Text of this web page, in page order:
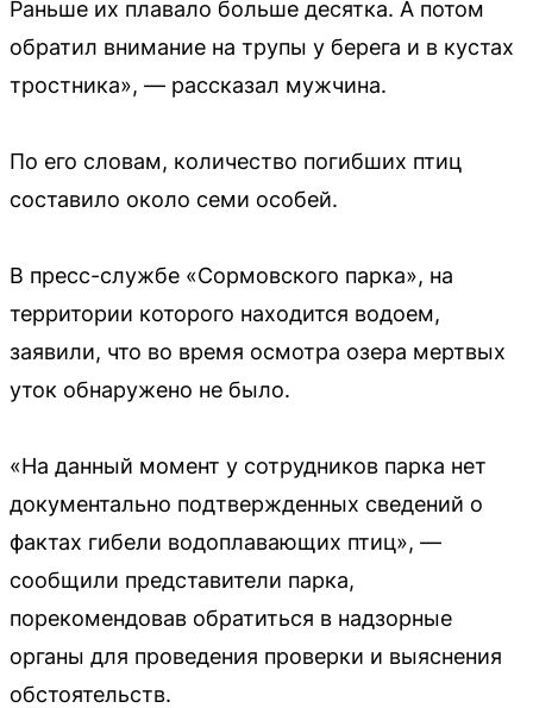
Раньше их плавало больше десятка. А потом
обратил внимание на трупы у берега и в кустах
тростника», — рассказал мужчина.
По его словам, количество погибших птиц
составило около семи особей.
В пресс-службе «Сормовского парка», на
территории которого находится водоем,
заявили, что во время осмотра озера мертвых
уток обнаружено не было.
«На данный момент у сотрудников парка нет
документально подтвержденных сведений о
фактах гибели водоплавающих птиц», —
сообщили представители парка,
порекомендовав обратиться в надзорные
органы для проведения проверки и выяснения
обстоятельств.